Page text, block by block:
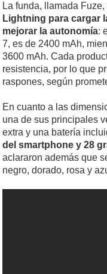
La funda, llamada Fuze,
Lightning para cargar
mejorar la autonomía:
7, es de 2400 mAh,
3600 mAh. Cada
resistencia, por lo que
raspones, según
En cuanto a las
una de sus principales
extra y una batería
del smartphone y 28
aclararon además que
negro, dorado, rosa y